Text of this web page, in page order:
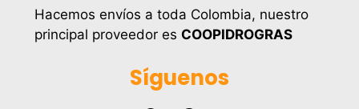
Hacemos envíos a toda Colombia, nuestro
principal proveedor es COOPIDROGRAS
Síguenos